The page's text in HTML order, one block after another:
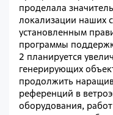
проделала
локализации наших
установленным
программы
2 планируется
генерирующих
продолжить
референций в
оборудования,